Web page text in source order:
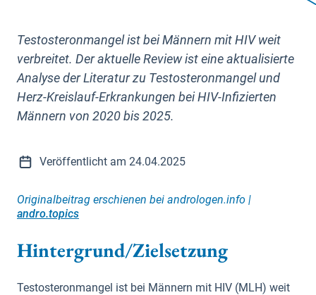
Testosteronmangel ist bei Männern mit HIV weit
verbreitet. Der aktuelle Review ist eine aktualisierte
Analyse der Literatur zu Testosteronmangel und
Herz-Kreislauf-Erkrankungen bei HIV-Infizierten
Männern von 2020 bis 2025.
Veröffentlicht am 24.04.2025
Originalbeitrag erschienen bei andrologen.info |
andro.topics
Hintergrund/Zielsetzung
Testosteronmangel ist bei Männern mit HIV (MLH) weit